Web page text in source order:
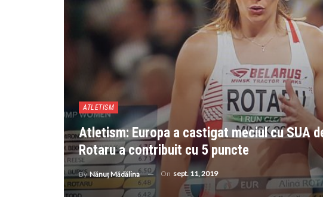
ATLETISM
Atletism: Europa a castigat meciul cu SUA
Rotaru a contribuit cu 5 puncte
ByNănuț Mădălina On sept. 11, 2019